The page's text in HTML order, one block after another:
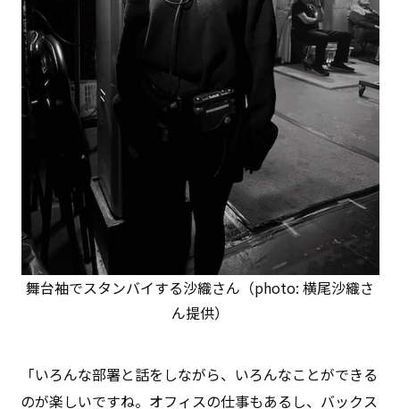
舞台袖でスタンバイする沙織さん（photo: 横尾沙織さ
ん提供）
「いろんな部署と話をしながら、いろんなことができる
のが楽しいですね。オフィスの仕事もあるし、バックス